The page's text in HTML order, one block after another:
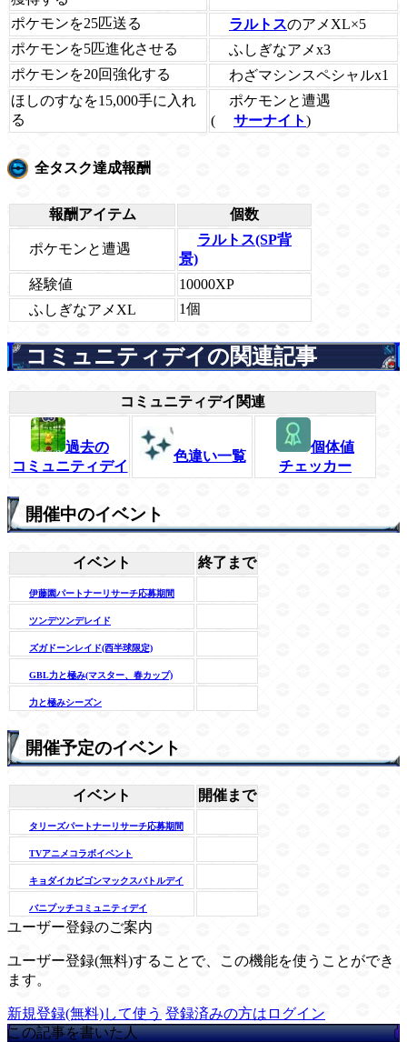
ポケモンを25匹送る
ラルトスのアメXL×5
ポケモンを5匹進化させる
ふしぎなアメx3
ポケモンを20回強化する
わざマシンスペシャルx1
ほしのすなを15,000手に入れ
る
ポケモンと遭遇
(
サーナイト)
全タスク達成報酬
報酬アイテム 個数
ポケモンと遭遇
ラルトス(SP背
景)
経験値
10000XP
ふしぎなアメXL
1個
コミュニティデイの関連記事
コミュニティデイ関連
過去の
コミュニティデイ
色違い一覧
個体値
チェッカー
開催中のイベント
イベント 終了まで
伊藤園パートナーリサーチ応募期間
ツンデツンデレイド
ズガドーンレイド(西半球限定)
GBL力と極み(マスター、春カップ)
力と極みシーズン
開催予定のイベント
イベント 開催まで
タリーズパートナーリサーチ応募期間
TVアニメコラボイベント
キョダイカビゴンマックスバトルデイ
バニプッチコミュニティデイ
ユーザー登録のご案内
ユーザー登録(無料)することで、この機能を使うことができ
ます。
新規登録(無料)して使う 登録済みの方はログイン
この記事を書いた人